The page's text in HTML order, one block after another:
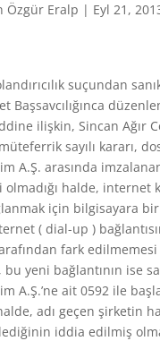
Özgür Eralp | Eyl 21,
suçundan
Başsavcılığınca
ilişkin, Sincan Ağır
sayılı kararı,
A.Ş. arasında
olmadığı halde, internet
için bilgisayara bir
( dial-up )
fark
yeni bağlantının ise
A.Ş.’ne ait 0592 ile
adı geçen şirketin
iddia edilmiş